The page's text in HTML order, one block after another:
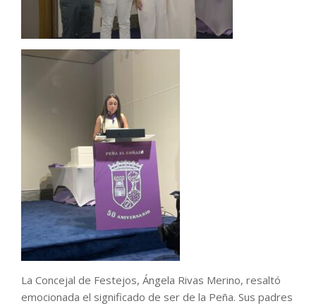
La Concejal de Festejos, Ángela Rivas Merino, resaltó
emocionada el significado de ser de la Peña. Sus padres